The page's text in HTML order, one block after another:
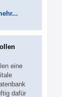
eine
dafür